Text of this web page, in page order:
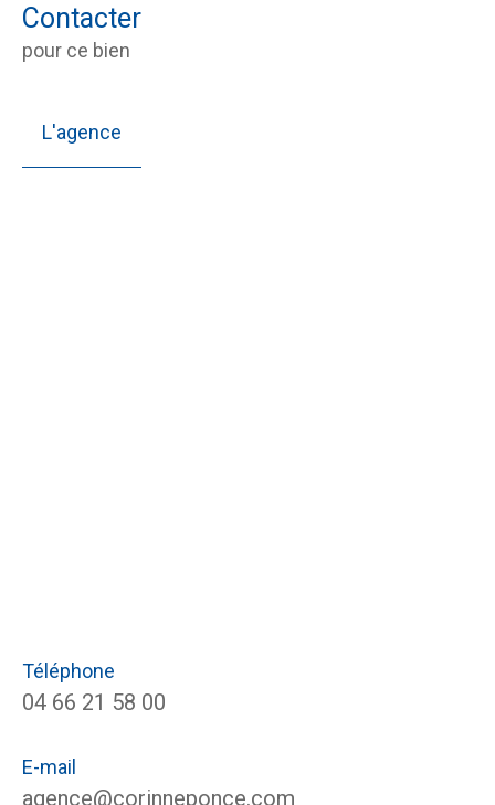
Contacter
pour ce bien
L'agence
Téléphone
04 66 21 58 00
E-mail
agence@corinneponce.com